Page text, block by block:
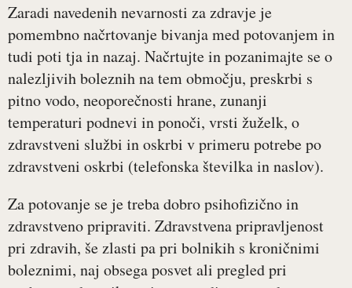
Zaradi navedenih nevarnosti za zdravje je
pomembno načrtovanje bivanja med potovanjem in
tudi poti tja in nazaj. Načrtujte in pozanimajte se o
nalezljivih boleznih na tem območju, preskrbi s
pitno vodo, neoporečnosti hrane, zunanji
temperaturi podnevi in ponoči, vrsti žuželk, o
zdravstveni službi in oskrbi v primeru potrebe po
zdravstveni oskrbi (telefonska številka in naslov).
Za potovanje se je treba dobro psihofizično in
zdravstveno pripraviti. Zdravstvena pripravljenost
pri zdravih, še zlasti pa pri bolnikih s kroničnimi
boleznimi, naj obsega posvet ali pregled pri